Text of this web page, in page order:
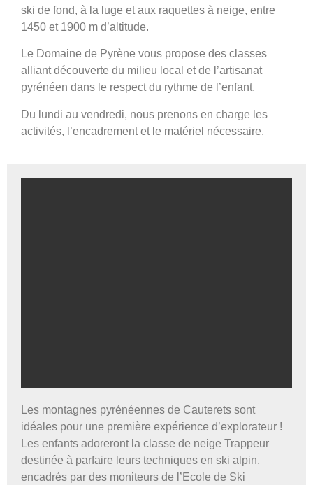
ski de fond, à la luge et aux raquettes à neige, entre
1450 et 1900 m d’altitude.
Le Domaine de Pyrène vous propose des classes
alliant découverte du milieu local et de l’artisanat
pyrénéen dans le respect du rythme de l’enfant.
Du lundi au vendredi, nous prenons en charge les
activités, l’encadrement et le matériel nécessaire.
Classe de neige
Trappeur
Voir le programme et le tarif
Les montagnes pyrénéennes de Cauterets sont
idéales pour une première expérience d’explorateur !
Les enfants adoreront la classe de neige Trappeur
destinée à parfaire leurs techniques en ski alpin,
encadrés par des moniteurs de l’Ecole de Ski